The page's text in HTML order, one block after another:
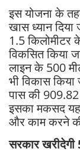
इस योजना के
खास ध्यान
1.5 किलोमीटर
विकसित किया
लाइन के 500
भी विकास
पास की 909.82
इसका मकसद
और काम करने
सरकार खरीदेगी